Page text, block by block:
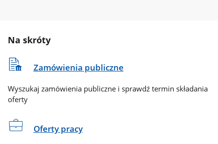
Na skróty
Zamówienia publiczne
Wyszukaj zamówienia publiczne i sprawdź termin składania
oferty
Oferty pracy